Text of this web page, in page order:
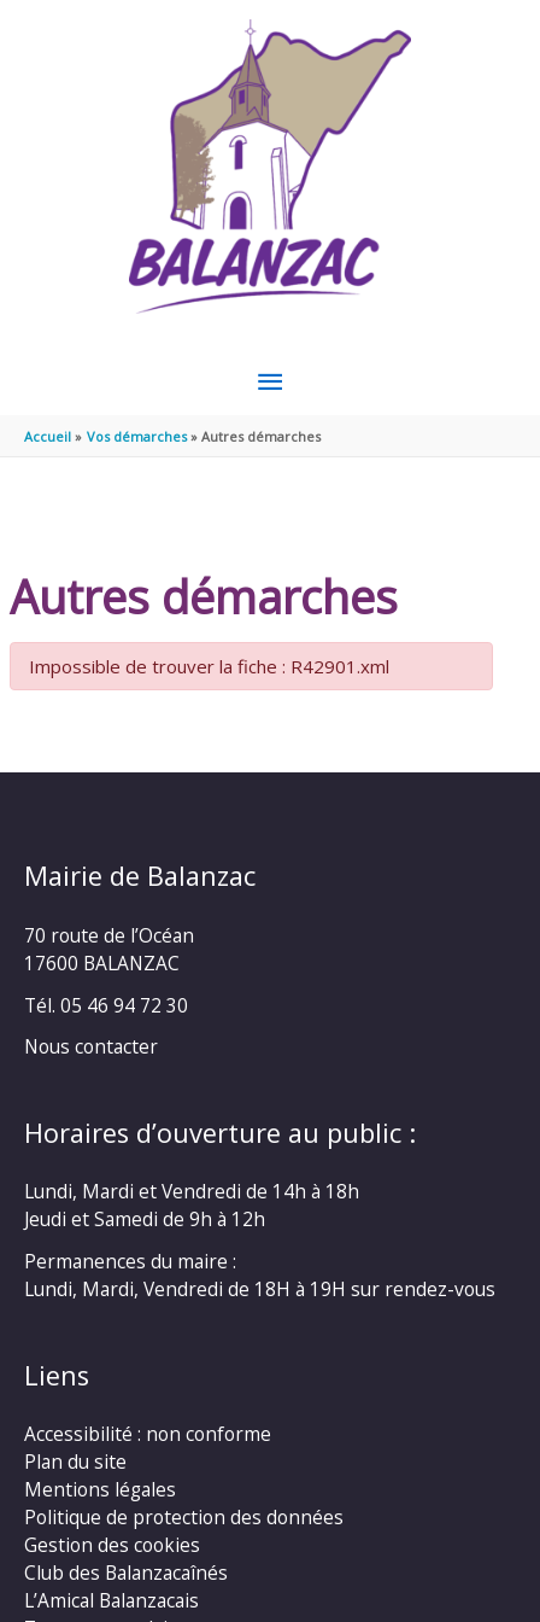
MENU
PRINCIPAL
Accueil Vos démarches Autres démarches
Autres démarches
Impossible de trouver la fiche : R42901.xml
Mairie de Balanzac
70 route de l’Océan
17600 BALANZAC
Tél. 05 46 94 72 30
Nous contacter
Horaires d’ouverture au public :
Lundi, Mardi et Vendredi de 14h à 18h
Jeudi et Samedi de 9h à 12h
Permanences du maire :
Lundi, Mardi, Vendredi de 18H à 19H sur rendez-vous
Liens
Accessibilité : non conforme
Plan du site
Mentions légales
Politique de protection des données
Gestion des cookies
Club des Balanzacaînés
L’Amical Balanzacais